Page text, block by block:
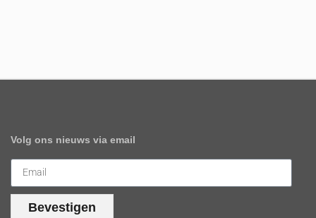
Volg ons nieuws via email
Bevestigen